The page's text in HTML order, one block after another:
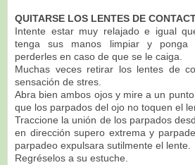
QUITARSE LOS LENTES DE
Intente estar muy relajado e igual
tenga sus manos limpiar y
perderles en caso de que se le caiga.
Muchas veces retirar los lentes de
sensación de stres.
Abra bien ambos ojos y mire a un
que los parpados del ojo no toquen el
Traccione la unión de los parpados
en dirección supero extrema y
parpadeo expulsara sutilmente el lente.
Regréselos a su estuche.